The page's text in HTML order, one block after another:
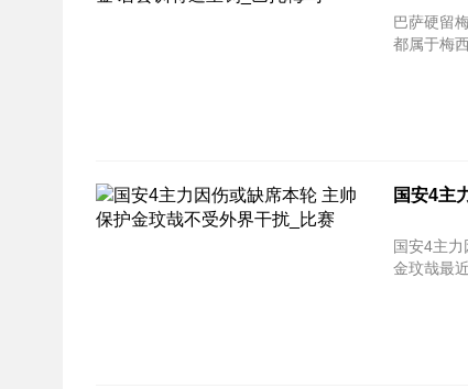
巴萨硬留梅西！
都属于梅
国安4主
国安4主
金玟哉最